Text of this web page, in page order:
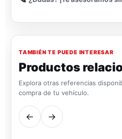
TAMBIÉN TE PUEDE INTERESAR
Productos
Explora otras referencias
compra de tu vehículo.
← →